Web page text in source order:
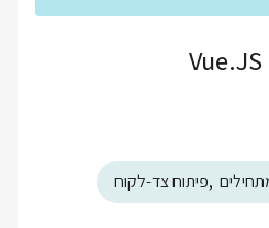
פיתוח צד-לקוח